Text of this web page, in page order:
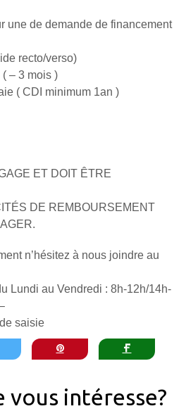
une de demande de financement
recto/verso)
– 3 mois )
( CDI minimum 1an )
ET DOIT ÊTRE
DE REMBOURSEMENT
n’hésitez à nous joindre au
Lundi au Vendredi : 8h-12h/14h-
saisie
vous intéresse?